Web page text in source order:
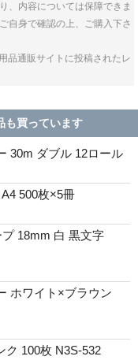
、内容については保障できま
自身で確認の上、ご購入下さ
品通販サイトに投稿されたレ
も買っています
30m ダブル 12ロール
500枚×5冊
18mm 白 黒文字
ホワイト×ブラウン
ク 100枚 N3S-532